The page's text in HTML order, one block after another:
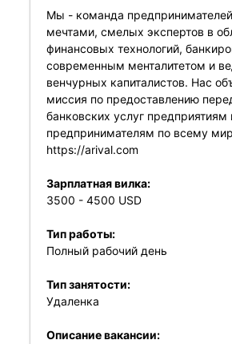
Мы - команда
мечтами, смелых экспертов в
финансовых технологий,
современным менталитетом и
венчурных капиталистов. Нас
миссия по предоставлению
банковских услуг предприятиям
предпринимателям по всему
https://arival.com
Зарплатная вилка:
3500 - 4500 USD
Тип работы:
Полный рабочий день
Тип занятости:
Удаленка
Описание вакансии: